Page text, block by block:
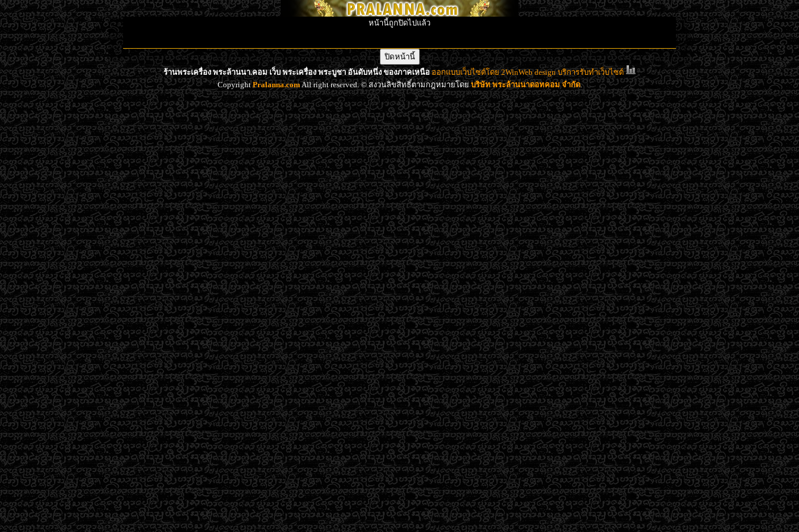
หน้านี้ถูกปิดไปแล้ว
ร้านพระเครื่อง พระล้านนา.คอม เว็บ พระเครื่อง พระบูชา อันดับหนึ่ง ของภาคเหนือออกแบบเว็บไซต์โดย 2WinWeb design บริการรับทำเว็บไซต์
CopyrightPralanna.comAll right reserved. © สงวนลิขสิทธิ์ตามกฎหมายโดยบริษัท พระล้านนาดอทคอม จำกัด.